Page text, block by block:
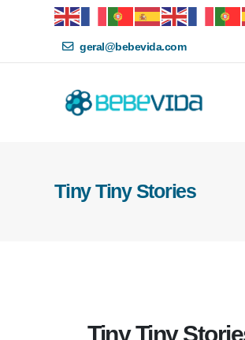
geral@bebevida.com
Tiny Tiny Stories
Tiny Tiny